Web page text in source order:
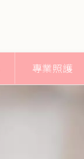
專業照護